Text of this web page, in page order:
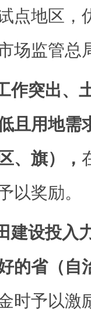
点地区，
场监管总
作突出、
且用地需
、旗），
以奖励。
建设投入
的省（自
时予以激